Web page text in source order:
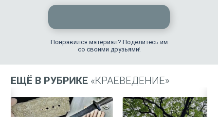
Понравился материал? Поделитесь им
со своими друзьями!
ЕЩЁ В РУБРИКЕ «КРАЕВЕДЕНИЕ»